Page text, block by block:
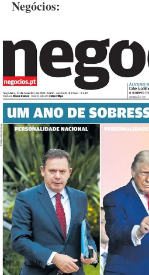
Negócios: